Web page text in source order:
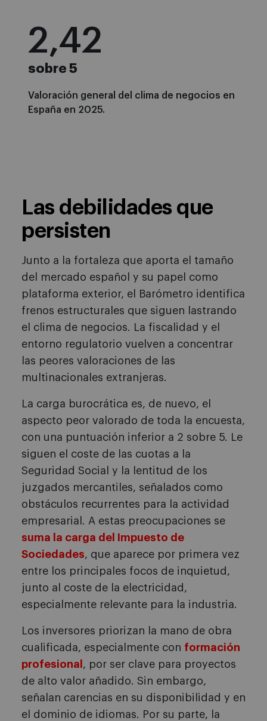
2,85
sobre 5
Valoración general del clima de negocios en
España en 2025.
Las debilidades que
persisten
Junto a la fortaleza que aporta el tamaño
del mercado español y su papel como
plataforma exterior, el Barómetro identifica
frenos estructurales que siguen lastrando
el clima de negocios. La fiscalidad y el
entorno regulatorio vuelven a concentrar
las peores valoraciones de las
multinacionales extranjeras.
La carga burocrática es, de nuevo, el
aspecto peor valorado de toda la encuesta,
con una puntuación inferior a 2 sobre 5. Le
siguen el coste de las cuotas a la
Seguridad Social y la lentitud de los
juzgados mercantiles, señalados como
obstáculos recurrentes para la actividad
empresarial. A estas preocupaciones se
suma la carga del Impuesto de
Sociedades, que aparece por primera vez
entre los principales focos de inquietud,
junto al coste de la electricidad,
especialmente relevante para la industria.
Los inversores priorizan la mano de obra
cualificada, especialmente con formación
profesional , por ser clave para proyectos
de alto valor añadido. Sin embargo,
señalan carencias en su disponibilidad y en
el dominio de idiomas. Por su parte, la